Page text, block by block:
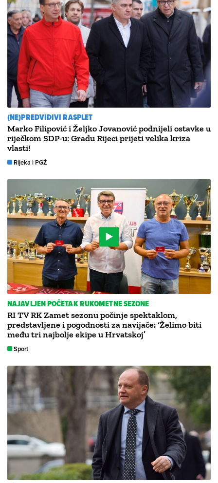
(NE)PREDVIDIVI RASPLET
Marko Filipović i Željko Jovanović podnijeli ostavke u
riječkom SDP-u: Gradu Rijeci prijeti velika kriza
vlasti!
Rijeka i PGŽ
NAJAVLJEN POČETAK RUKOMETNE SEZONE
RI TV RK Zamet sezonu počinje spektaklom,
predstavljene i pogodnosti za navijače: ‘Želimo biti
među tri najbolje ekipe u Hrvatskoj’
Sport